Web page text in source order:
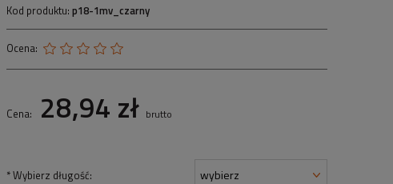
Kod produktu: p18-1mv_czarny
Ocena:
Cena: 28,94 zł brutto
*Wybierz długość: